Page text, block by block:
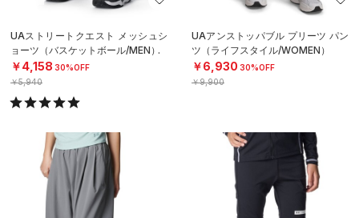
UAストリートクエスト メッシュシ
ョーツ（バスケットボール/MEN）
￥4,158 30%OFF
￥5,940
UAアンストッパブル プリーツ パン
ツ（ライフスタイル/WOMEN）
￥6,930 30%OFF
￥9,900